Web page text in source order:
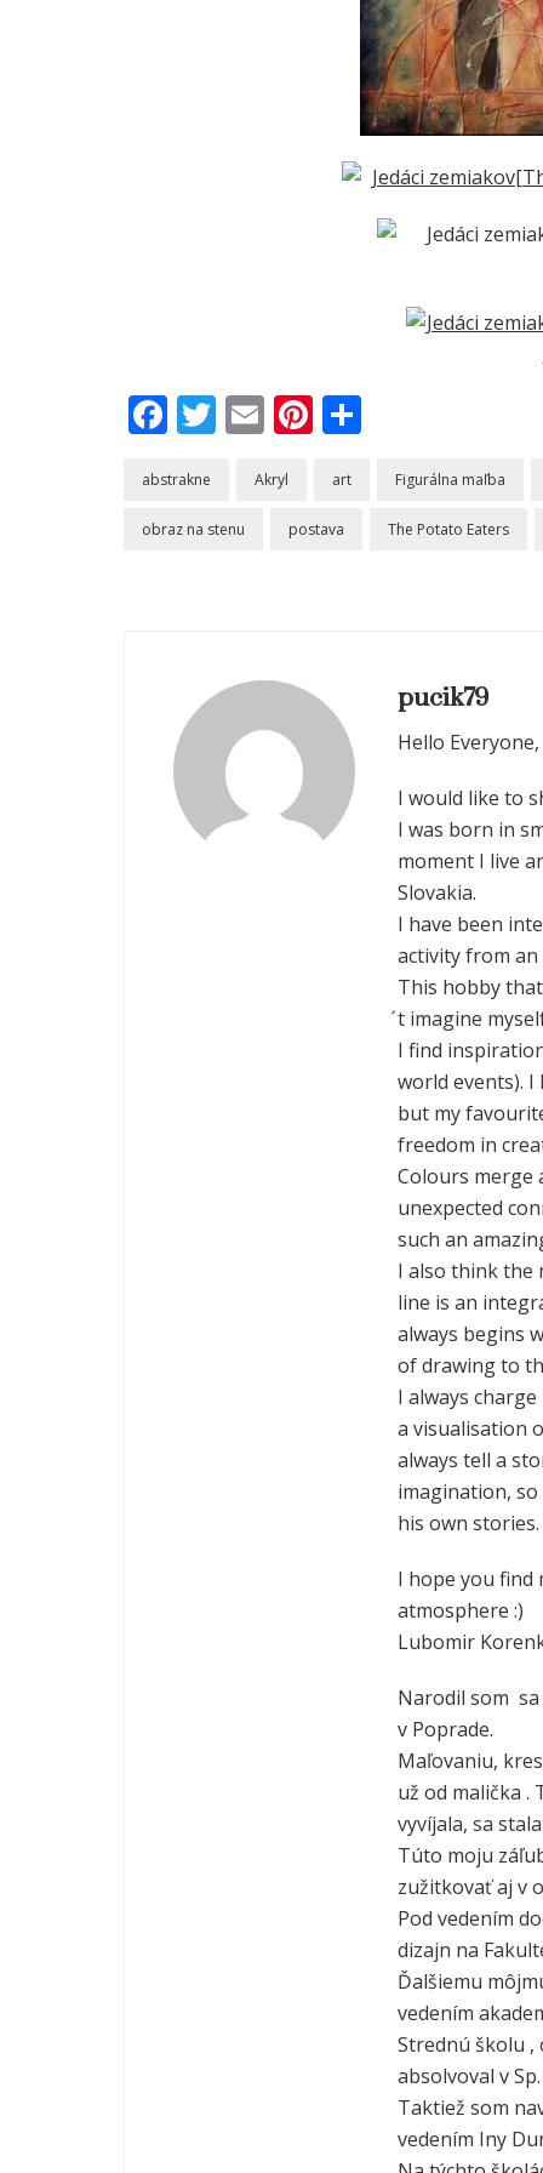
Facebook
Twitter
EmailPinterest
abstrakne Akryl art Figurálna maľba
obraz na stenu postava The Potato Eaters
pucik79
Hello Everyone,
I would like to
I was born in
moment I live
Slovakia.
I have been
activity from an
This hobby
́t imagine
I find
world events).
but my
freedom in
Colours merge
unexpected
such an
I also think the
line is an
always begins
of drawing to
I always
a visualisation
always tell a
imagination,
his own stories.
I hope you
atmosphere :)
Lubomir
Narodil som
v Poprade.
Maľovaniu,
už od malička .
vyvíjala, sa
Túto moju
zužitkovať aj v
Pod vedením
dizajn na
Ďalšiemu
vedením
Strednú školu
absolvoval v
Taktiež som
vedením Iny